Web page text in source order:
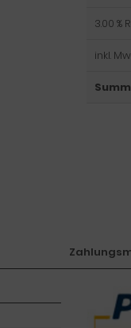
3.00 %
inkl.